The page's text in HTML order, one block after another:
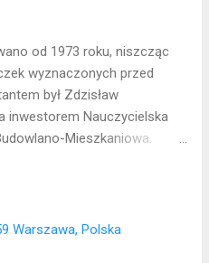
od 1973 roku, niszcząc
wyznaczonych przed
był Zdzisław
inwestorem Nauczycielska
Mieszkaniowa.
niezdrowy klimat.
na pagórkach
przeciwpowodziowego, a
Warszawa, Polska